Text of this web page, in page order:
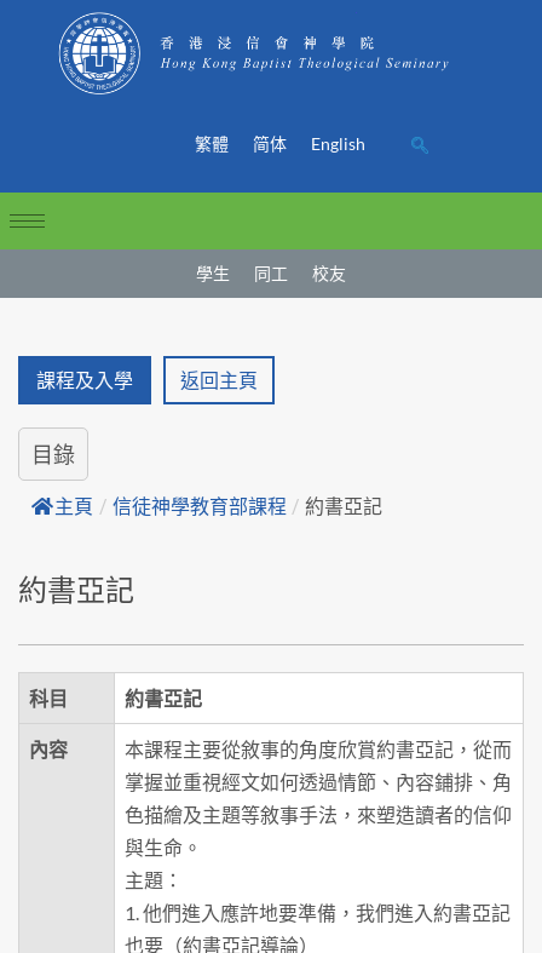
繁體 简体 English
學生 同工 校友
課程及入學 返回主頁
目錄
主頁 / 信徒神學教育部課程 / 約書亞記
約書亞記
科目 約書亞記
內容
本課程主要從敘事的角度欣賞約書亞記，從而
掌握並重視經文如何透過情節、內容鋪排、角
色描繪及主題等敘事手法，來塑造讀者的信仰
與生命。
主題：
1. 他們進入應許地要準備，我們進入約書亞記
也要（約書亞記導論）